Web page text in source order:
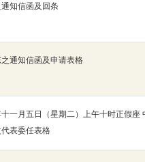
知信函及回条
通知信函及申请表格
一月五日（星期二）上午十时正假
表委任表格